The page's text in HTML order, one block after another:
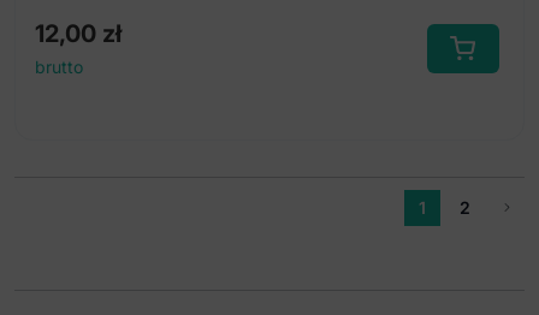
12,00 zł
brutto
1 2